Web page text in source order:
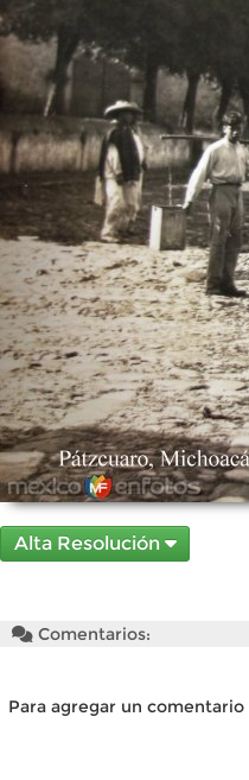
Alta Resolución
Comentarios:
Para agregar un comentario